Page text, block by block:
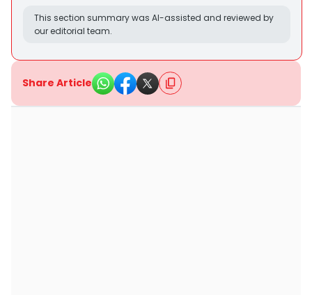
This section summary was AI-assisted and reviewed by
our editorial team.
Share Article